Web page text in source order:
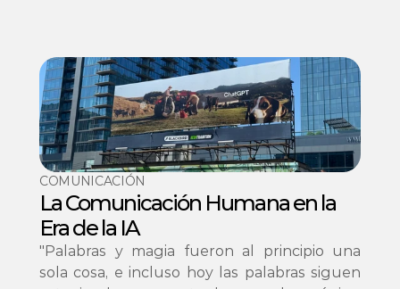
COMUNICACIÓN
La Comunicación Humana en la
Era de la IA
"Palabras y magia fueron al principio una
sola cosa, e incluso hoy las palabras siguen